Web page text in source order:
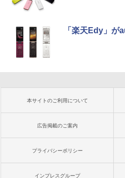
「楽天Edy」が
本サイトのご利用について
広告掲載のご案内
プライバシーポリシー
インプレスグループ